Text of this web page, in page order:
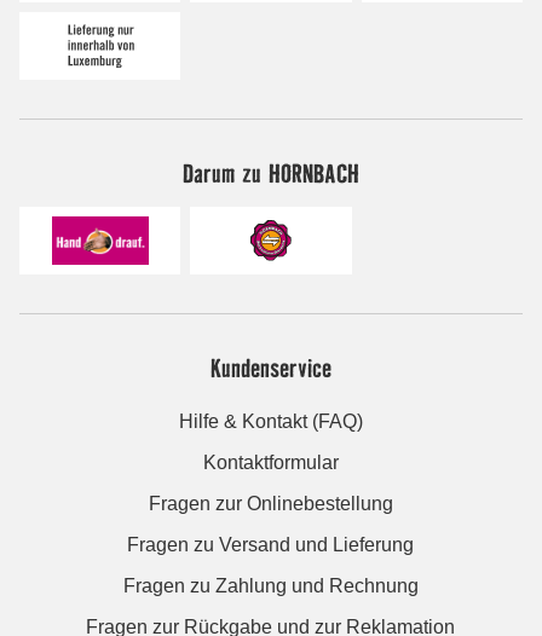
Darum zu HORNBACH
Kundenservice
Hilfe & Kontakt (FAQ)
Kontaktformular
Fragen zur Onlinebestellung
Fragen zu Versand und Lieferung
Fragen zu Zahlung und Rechnung
Fragen zur Rückgabe und zur Reklamation